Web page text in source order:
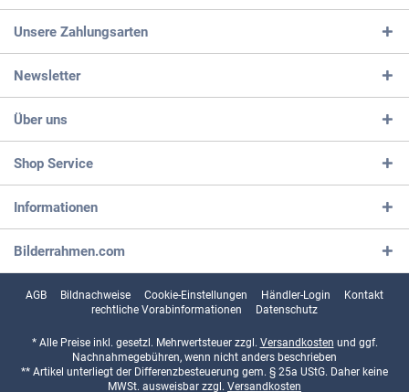
Unsere Zahlungsarten
Newsletter
Über uns
Shop Service
Informationen
Bilderrahmen.com
AGB Bildnachweise Cookie-Einstellungen Händler-Login
Kontakt
rechtliche Vorabinformationen
Datenschutz
* Alle Preise inkl. gesetzl. Mehrwertsteuer zzgl. Versandkosten und ggf.
Nachnahmegebühren, wenn nicht anders beschrieben
** Artikel unterliegt der Differenzbesteuerung gem. § 25a UStG. Daher keine
MWSt. ausweisbar zzgl. Versandkosten